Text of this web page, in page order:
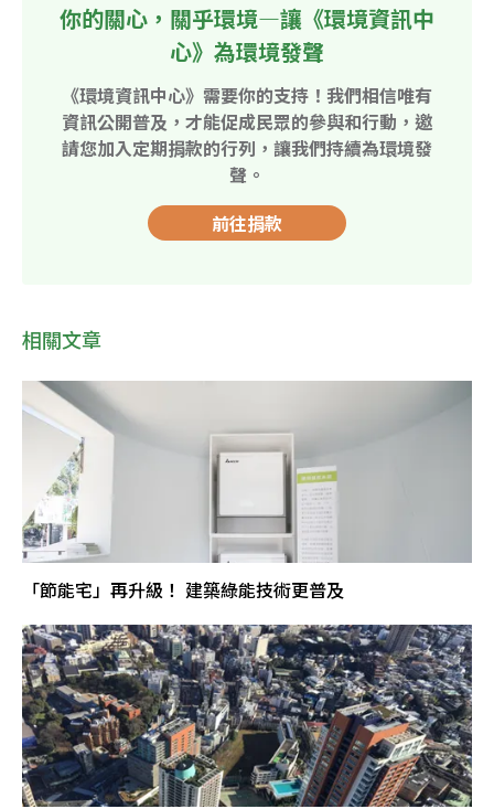
你的關心，關乎環境—讓《環境資訊中
心》為環境發聲
《環境資訊中心》需要你的支持！我們相信唯有
資訊公開普及，才能促成民眾的參與和行動，邀
請您加入定期捐款的行列，讓我們持續為環境發
聲。
前往捐款
相關文章
「節能宅」再升級！ 建築綠能技術更普及